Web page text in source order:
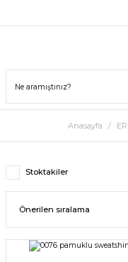
Anasayfa
Stoktakiler